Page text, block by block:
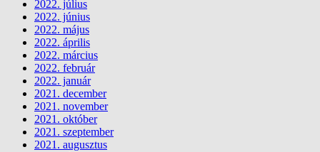
2022. július
2022. június
2022. május
2022. április
2022. március
2022. február
2022. január
2021. december
2021. november
2021. október
2021. szeptember
2021. augusztus